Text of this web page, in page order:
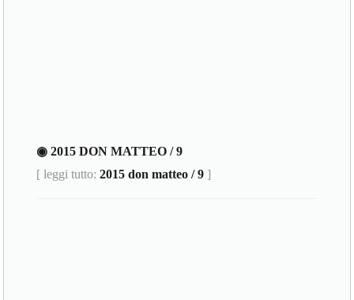
◉ 2015 DON MATTEO / 9
[ leggi tutto:2015 don matteo / 9 ]